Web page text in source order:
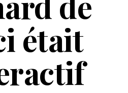
était